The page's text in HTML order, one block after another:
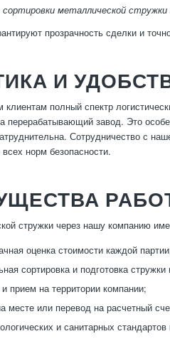
металлической
прозрачность сделки и
И
полный спектр
перерабатывающий завод. Это
Сотрудничество с
норм безопасности.
стружки через нашу компанию
оценка стоимости каждой
сортировка и подготовка стружки
прием на территории компании;
месте или перевод на расчетный
и санитарных